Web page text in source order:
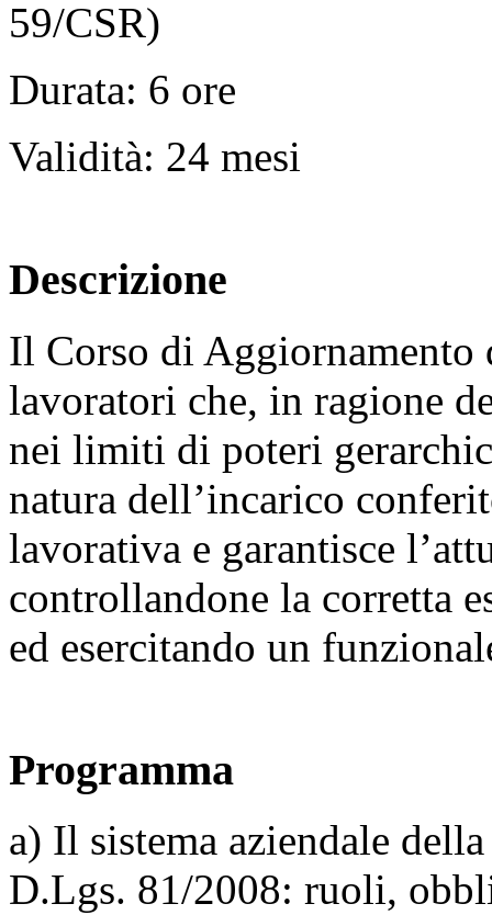
59/CSR)
Durata: 6 ore
Validità: 24 mesi
Descrizione
Il Corso di Aggiornamento
lavoratori che, in ragione
nei limiti di poteri
natura dell’incarico
lavorativa e garantisce
controllandone la corretta
ed esercitando un
Programma
a) Il sistema aziendale
D.Lgs. 81/2008: ruoli,